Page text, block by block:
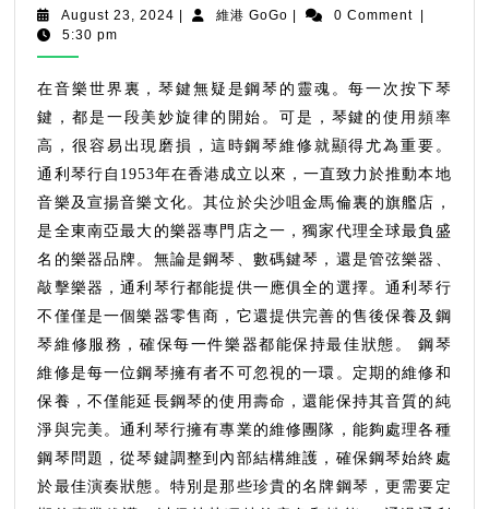
魔
力，
鋼
琴
維
修
為
何
如
此
重
要
August 23, 2024 August
| 維港 GoGo 維| 0 Comment |
5:30 pm
在音樂世界裏，琴鍵無疑是鋼琴的靈魂。每一次按下琴
鍵，都是一段美妙旋律的開始。可是，琴鍵的使用頻率
高，很容易出現磨損，這時鋼琴維修就顯得尤為重要。
通利琴行自1953年在香港成立以來，一直致力於推動本地
音樂及宣揚音樂文化。其位於尖沙咀金馬倫裏的旗艦店，
是全東南亞最大的樂器專門店之一，獨家代理全球最負盛
名的樂器品牌。無論是鋼琴、數碼鍵琴，還是管弦樂器、
敲擊樂器，通利琴行都能提供一應俱全的選擇。通利琴行
不僅僅是一個樂器零售商，它還提供完善的售後保養及鋼
琴維修服務，確保每一件樂器都能保持最佳狀態。 鋼琴
維修是每一位鋼琴擁有者不可忽視的一環。定期的維修和
保養，不僅能延長鋼琴的使用壽命，還能保持其音質的純
淨與完美。通利琴行擁有專業的維修團隊，能夠處理各種
鋼琴問題，從琴鍵調整到內部結構維護，確保鋼琴始終處
於最佳演奏狀態。特別是那些珍貴的名牌鋼琴，更需要定